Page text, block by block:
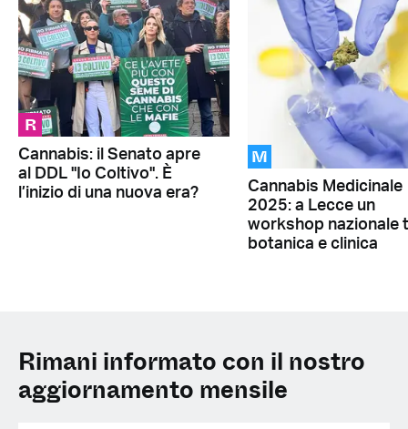
R
Cannabis: il Senato apre
al DDL "Io Coltivo". È
l’inizio di una nuova era?
M
Cannabis Medicinale
2025: a Lecce un
workshop nazionale
botanica e clinica
Rimani informato con il nostro
aggiornamento mensile